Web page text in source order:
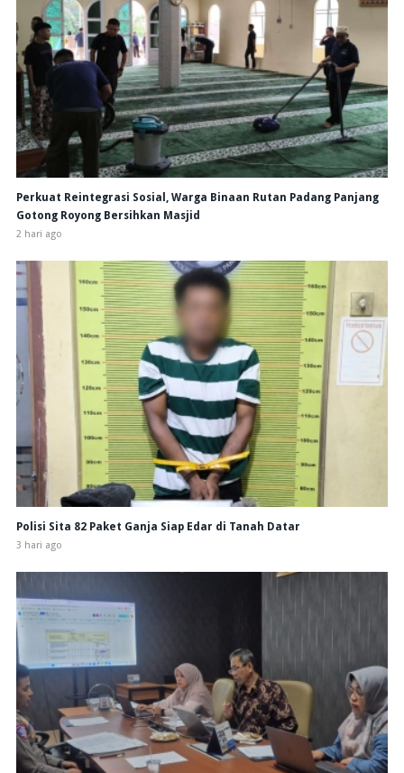
Perkuat Reintegrasi Sosial, Warga Binaan Rutan Padang Panjang
Gotong Royong Bersihkan Masjid
2 hari ago
Polisi Sita 82 Paket Ganja Siap Edar di Tanah Datar
3 hari ago